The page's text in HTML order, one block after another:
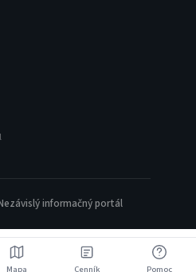
informačný portál
Mapa Cenník Pomoc